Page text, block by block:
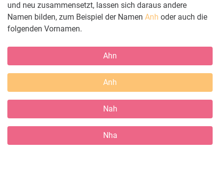
und neu zusammensetzt, lassen sich daraus andere
Namen bilden, zum Beispiel der Namen Anh oder auch die
folgenden Vornamen.
Ahn
Anh
Nah
Nha